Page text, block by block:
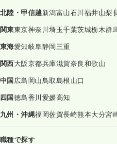
北陸・甲信越新潟富山石川福井山梨
関東東京神奈川埼玉千葉茨城栃木群
東海愛知岐阜静岡三重
関西大阪京都兵庫滋賀奈良和歌山
中国広島岡山鳥取島根山口
四国徳島香川愛媛高知
九州・沖縄福岡佐賀長崎熊本大分宮
職種で探す